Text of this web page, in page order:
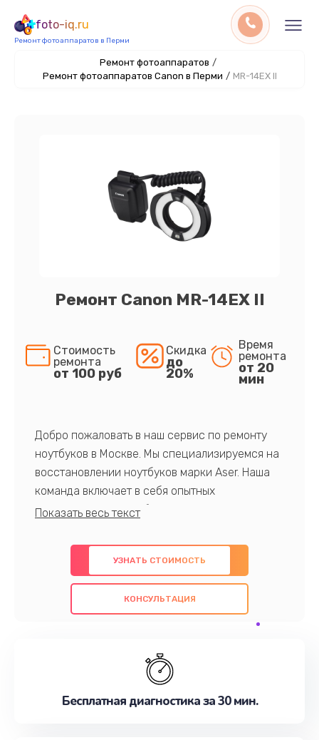
foto-iq.ru
Ремонт фотоаппаратов в Перми
Ремонт фотоаппаратов /
Ремонт фотоаппаратов Canon в Перми / MR-14EX II
Ремонт Canon MR-14EX II
Стоимость
ремонта
от 100 руб
Скидка
до
20%
Время
ремонта
от 20
мин
Добро пожаловать в наш сервис по ремонту
ноутбуков в Москве. Мы специализируемся на
восстановлении ноутбуков марки Aser. Наша
команда включает в себя опытных
профессионалов с обширными знаниями и
предлагаем быстрый и качественный ремонт с
использованием оригинальных компонентов, а
также гарантируем качество всех
проведенных работ. Наша цель - предоставить
наилучшим образом. Не медлите записаться на
УЗНАТЬ СТОИМОСТЬ
КОНСУЛЬТАЦИЯ
Бесплатная диагностика за 30 мин.